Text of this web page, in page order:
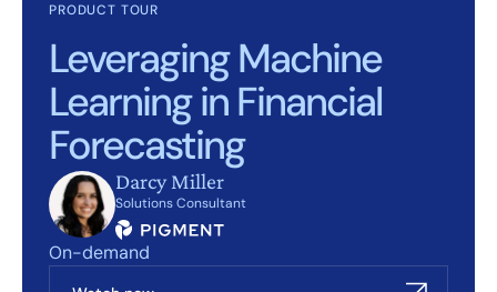
PRODUCT TOUR
Leveraging Machine
Learning in Financial
Forecasting
Darcy Miller
Solutions Consultant
On-demand